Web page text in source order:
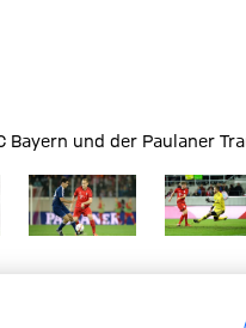
und der Paulaner
Größe
Zeige in voller GrößeZeige in